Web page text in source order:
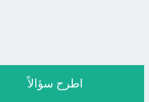
اطرح سؤالاً